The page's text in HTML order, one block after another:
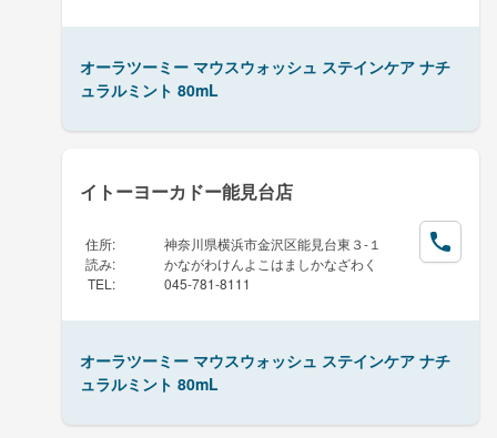
オーラツーミー マウスウォッシュ ステインケア ナチ
ュラルミント 80mL
イトーヨーカドー能見台店
住所:
神奈川県横浜市金沢区能見台東３-１
読み:
かながわけんよこはましかなざわく
TEL : 045-781-8111
オーラツーミー マウスウォッシュ ステインケア ナチ
ュラルミント 80mL